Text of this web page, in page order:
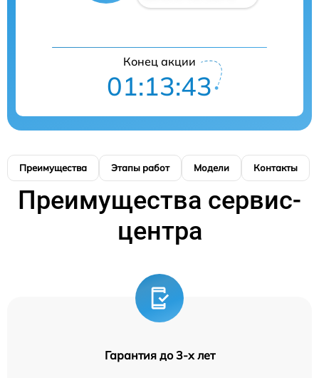
Конец акции
01:13:42
Преимущества Этапы работ Модели Контакты
Преимущества сервис-
центра
Гарантия до 3-х лет